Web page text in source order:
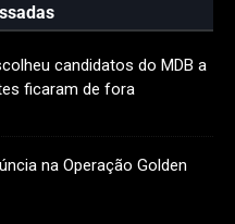
candidatos do MDB a
ficaram de fora
na Operação Golden